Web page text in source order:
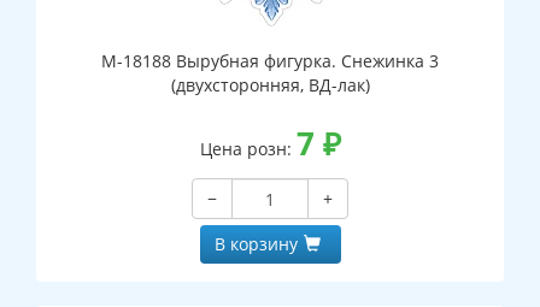
М-18188 Вырубная фигурка. Снежинка 3
(двухсторонняя, ВД-лак)
Цена розн: 7 ₽
−
+
В корзину